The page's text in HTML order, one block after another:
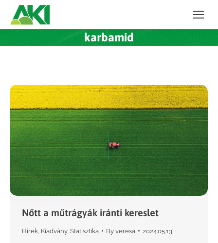
karbamid
Nőtt a műtrágyák iránti kereslet
Hírek Kiadvány, Statisztika By veresa 2024.05.13.